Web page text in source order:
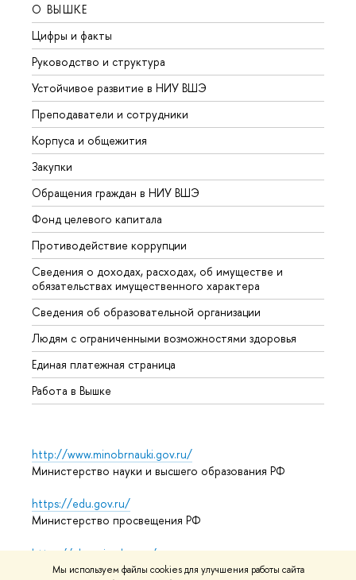
Мы используем файлы cookies для улучшения работы сайта
О ВЫШКЕ
Цифры и факты
Руководство и структура
Устойчивое развитие в НИУ ВШЭ
Преподаватели и сотрудники
Корпуса и общежития
Закупки
Обращения граждан в НИУ ВШЭ
Фонд целевого капитала
Противодействие коррупции
Сведения о доходах, расходах, об имуществе и
обязательствах имущественного характера
Сведения об образовательной организации
Людям с ограниченными возможностями здоровья
Единая платежная страница
Работа в Вышке
http://www.minobrnauki.gov.ru/
Министерство науки и высшего образования РФ
https://edu.gov.ru/
Министерство просвещения РФ
https://elearning.hse.ru/mooc
Массовые открытые онлайн-курсы